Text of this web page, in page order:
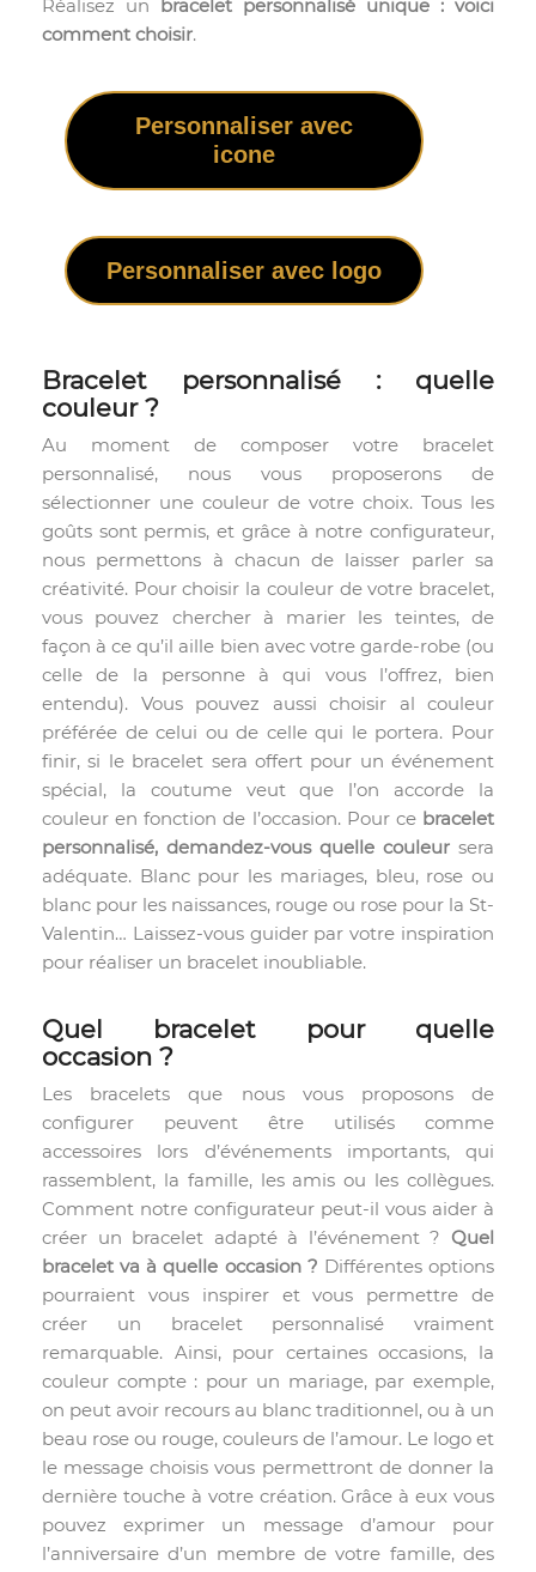
Réalisez un bracelet personnalisé unique : voici
comment choisir.
Personnaliser avec
icone
Personnaliser avec logo
Bracelet personnalisé : quelle
couleur ?
Au moment de composer votre bracelet
personnalisé, nous vous proposerons de
sélectionner une couleur de votre choix. Tous les
goûts sont permis, et grâce à notre configurateur,
nous permettons à chacun de laisser parler sa
créativité. Pour choisir la couleur de votre bracelet,
vous pouvez chercher à marier les teintes, de
façon à ce qu’il aille bien avec votre garde-robe (ou
celle de la personne à qui vous l’offrez, bien
entendu). Vous pouvez aussi choisir al couleur
préférée de celui ou de celle qui le portera. Pour
finir, si le bracelet sera offert pour un événement
spécial, la coutume veut que l’on accorde la
couleur en fonction de l’occasion. Pour ce bracelet
personnalisé, demandez-vous quelle couleur sera
adéquate. Blanc pour les mariages, bleu, rose ou
blanc pour les naissances, rouge ou rose pour la St-
Valentin… Laissez-vous guider par votre inspiration
pour réaliser un bracelet inoubliable.
Quel bracelet pour quelle
occasion ?
Les bracelets que nous vous proposons de
configurer peuvent être utilisés comme
accessoires lors d’événements importants, qui
rassemblent, la famille, les amis ou les collègues.
Comment notre configurateur peut-il vous aider à
créer un bracelet adapté à l’événement ? Quel
bracelet va à quelle occasion ? Différentes options
pourraient vous inspirer et vous permettre de
créer un bracelet personnalisé vraiment
remarquable. Ainsi, pour certaines occasions, la
couleur compte : pour un mariage, par exemple,
on peut avoir recours au blanc traditionnel, ou à un
beau rose ou rouge, couleurs de l’amour. Le logo et
le message choisis vous permettront de donner la
dernière touche à votre création. Grâce à eux vous
pouvez exprimer un message d’amour pour
l’anniversaire d’un membre de votre famille, des